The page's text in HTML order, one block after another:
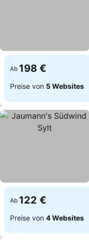
Ab 198 €
Preise von 5 Websites
Ab 122 €
Preise von 4 Websites